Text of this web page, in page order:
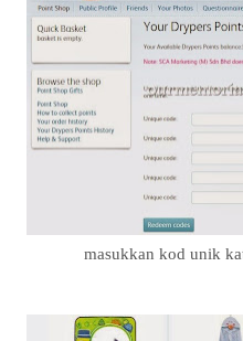
masukkan kod unik